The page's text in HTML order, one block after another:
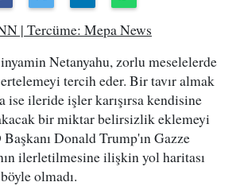
| Tercüme: Mepa News
Netanyahu, zorlu meselelerde
tercih eder. Bir tavır almak
ise ileride işler karışırsa kendisine
bir miktar belirsizlik eklemeyi
Donald Trump'ın Gazze
ilerletilmesine ilişkin yol haritası
olmadı.